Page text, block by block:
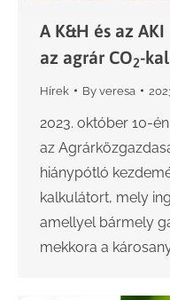
A K&H és az
az agrár CO2-
Hírek By veresa
2023. október 10-
az
hiánypótló
kalkulátort, mely
amellyel bármely
mekkora a